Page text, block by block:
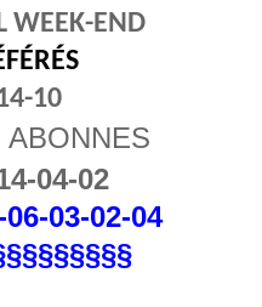
WEEK-END
10
04-02
06-03-02-04